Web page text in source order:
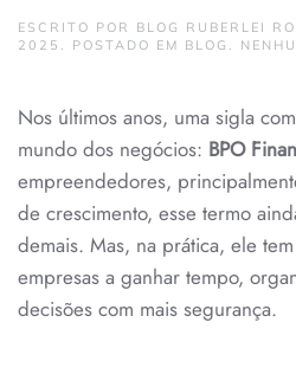
ESCRITO POR BLOG RUBERLEI
2025 . POSTADO EM BLOG .
Nos últimos anos, uma sigla
mundo dos negócios: BPO
empreendedores,
de crescimento, esse termo
demais. Mas, na prática, ele
empresas a ganhar tempo,
decisões com mais segurança.